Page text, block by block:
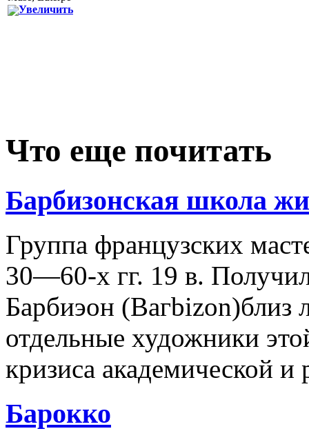
Увеличить
Что еще почитать
Барбизонская школа
Группа французских
30—60-х гг. 19 в.
Барбиэон (Вагbizon)близ
отдельные художники
кризиса академической
Барокко